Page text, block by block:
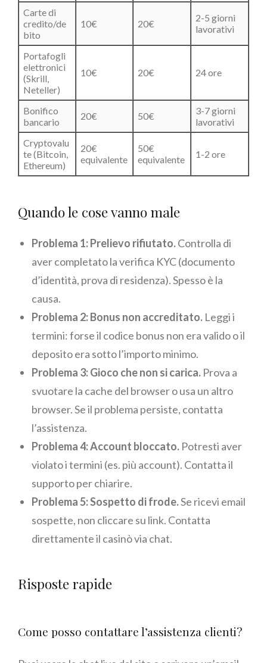
Carte di
credito/de
bito
10€ 20€
2-5 giorni
lavorativi
Portafogli
elettronici
(Skrill,
Neteller)
10€ 20€ 24 ore
Bonifico
bancario
20€ 50€
3-7 giorni
lavorativi
Cryptovalu
te (Bitcoin,
Ethereum)
20€
equivalente
50€
equivalente
1-2 ore
Quando le cose vanno male
Problema 1: Prelievo rifiutato.Controlla di
aver completato la verifica KYC (documento
d’identità, prova di residenza). Spesso è la
causa.
Problema 2: Bonus non accreditato.Leggi i
termini: forse il codice bonus non era valido o il
deposito era sotto l’importo minimo.
Problema 3: Gioco che non si carica.Prova a
svuotare la cache del browser o usa un altro
browser. Se il problema persiste, contatta
l’assistenza.
Problema 4: Account bloccato.Potresti aver
violato i termini (es. più account). Contatta il
supporto per chiarire.
Problema 5: Sospetto di frode.Se ricevi email
sospette, non cliccare su link. Contatta
direttamente il casinò via chat.
Risposte rapide
Come posso contattare l’assistenza clienti?